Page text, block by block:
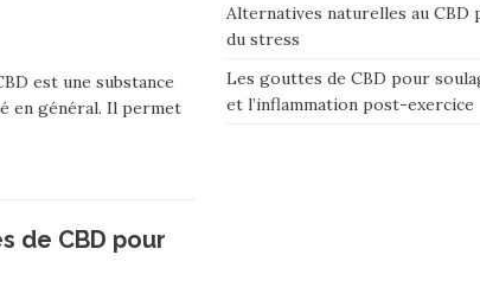
est une substance
en général. Il permet
de CBD pour
Alternatives naturelles au CBD
du stress
Les gouttes de CBD pour
et l’inflammation post-exercice